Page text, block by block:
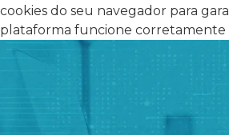
cookies do seu navegador para
plataforma funcione corretamente